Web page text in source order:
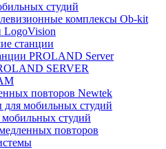
студий
комплексы Ob-kit
LogoVision
станции
PROLAND Server
SERVER
повторов Newtek
для мобильных студий
студий
повторов